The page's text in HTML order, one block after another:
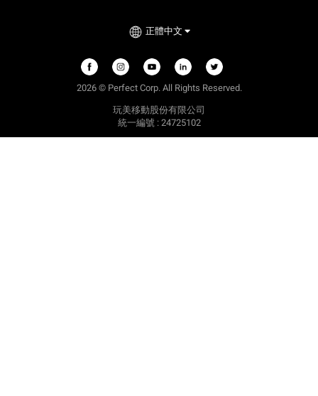
正體中文
2026 © Perfect Corp. All Rights Reserved.
玩美移動股份有限公司
統一編號 : 24725102